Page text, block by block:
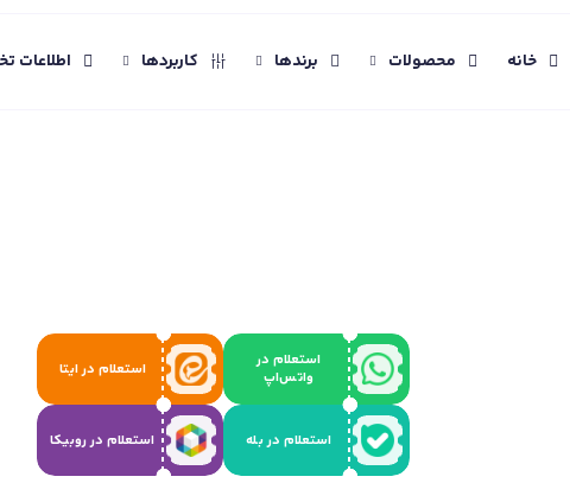
خانه محصولات برندها کاربردها اطلاعات
استعلام در
واتس‌اپ
استعلام در ایتا
استعلام در بله استعلام در روبیکا